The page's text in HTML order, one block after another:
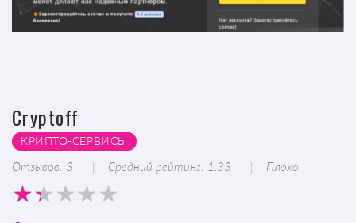
Cryptoff
КРИПТО-CЕРВИСЫ
Отзывов: 3 Средний рейтинг: 1.33 Плохо